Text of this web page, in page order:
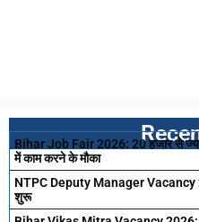
Bihar Job Fair 2026: 20 हजार से
में काम करने के मौका
NTPC Deputy Manager Vacancy
शुरू